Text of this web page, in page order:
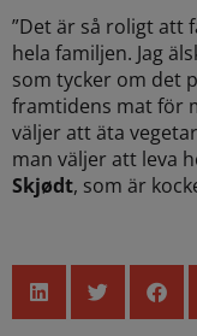
”Det är så roligt att
hela familjen. Jag
som tycker om det
framtidens mat för
väljer att äta
man väljer att leva
Skjødt, som är